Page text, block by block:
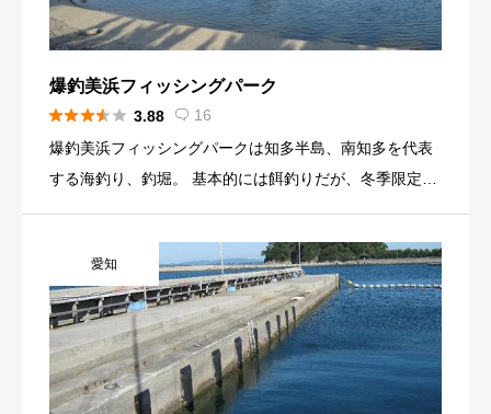
爆釣美浜フィッシングパーク
 3.88  16
爆釣美浜フィッシングパークは知多半島、南知多を代表
する海釣り、釣堀。 基本的には餌釣りだが、冬季限定で
愛知